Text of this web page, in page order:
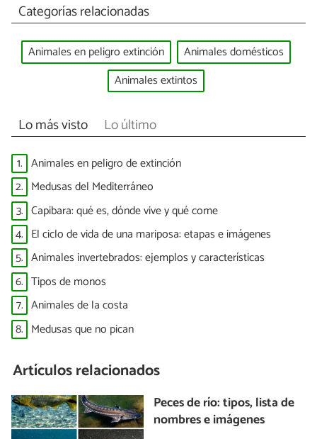
Categorías relacionadas
Animales en peligro extinción
Animales domésticos
Animales extintos
Lo más visto Lo último
1. Animales en peligro de extinción
2. Medusas del Mediterráneo
3. Capibara: qué es, dónde vive y qué come
4. El ciclo de vida de una mariposa: etapas e imágenes
5. Animales invertebrados: ejemplos y características
6. Tipos de monos
7. Animales de la costa
8. Medusas que no pican
Artículos relacionados
Peces de río: tipos, lista de
nombres e imágenes